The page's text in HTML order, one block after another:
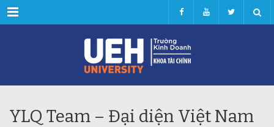
Menu
YLQ Team – Đại diện Việt Nam